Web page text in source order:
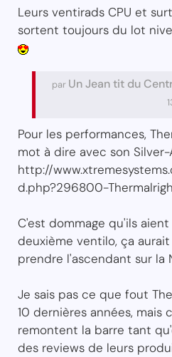
Leurs ventirads CPU et
sortent toujours du lot
par Un Jean tit du
Pour les performances,
mot à dire avec son Silver-
http://
d.php?296800-
C'est dommage qu'ils
deuxième ventilo, ça
prendre l'ascendant sur la
Je sais pas ce que fout
10 dernières années, mais
remontent la barre tant
des reviews de leurs